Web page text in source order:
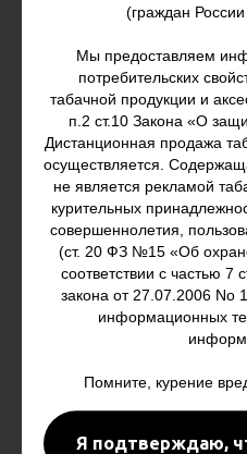
(граждан
Мы предоставляем
потребительских
табачной продукции и
п.2 ст.10 Закона «О
Дистанционная продажа
осуществляется.
не является рекламой
курительных
совершеннолетия,
(ст. 20 ФЗ №15 «Об
соответствии с частью 7
закона от 27.07.2006
информационных
Помните, курение
Я подтверждаю,